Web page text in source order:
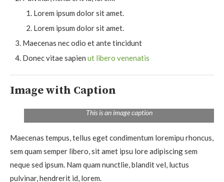
Lorem ipsum dolor sit amet.
Lorem ipsum dolor sit amet.
Maecenas nec odio et ante tincidunt
Donec vitae sapien ut libero venenatis
Image with Caption
This is an image caption
Maecenas tempus, tellus eget condimentum loremipu rhoncus,
sem quam semper libero, sit amet ipsu lore adipiscing sem
neque sed ipsum. Nam quam nunctlie, blandit vel, luctus
pulvinar, hendrerit id, lorem.